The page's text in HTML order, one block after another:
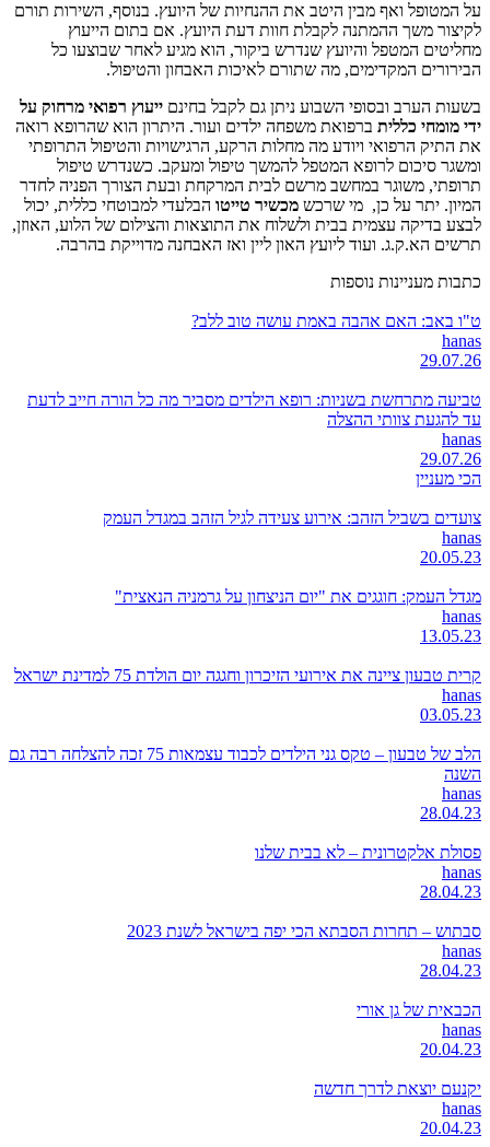
על המטופל ואף מבין היטב את ההנחיות של היועץ. בנוסף, השירות תורם
לקיצור משך ההמתנה לקבלת חוות דעת היועץ. אם בתום הייעוץ
מחליטים המטפל והיועץ שנדרש ביקור, הוא מגיע לאחר שבוצעו כל
הבירורים המקדימים, מה שתורם לאיכות האבחון והטיפול.
בשעות הערב ובסופי השבוע ניתן גם לקבל בחינם ייעוץ רפואי מרחוק על
ידי מומחי כללית ברפואת משפחה ילדים ועור. היתרון הוא שהרופא רואה
את התיק הרפואי ויודע מה מחלות הרקע, הרגישויות והטיפול התרופתי
ומשגר סיכום לרופא המטפל להמשך טיפול ומעקב. כשנדרש טיפול
תרופתי, משוגר במחשב מרשם לבית המרקחת ובעת הצורך הפניה לחדר
המיון. יתר על כן, מי שרכש מכשיר טייטו הבלעדי למבוטחי כללית, יכול
לבצע בדיקה עצמית בבית ולשלוח את התוצאות והצילום של הלוע, האוזן,
תרשים הא.ק.ג. ועוד ליועץ האון ליין ואז האבחנה מדוייקת בהרבה.
כתבות מעניינות נוספות
ט"ו באב: האם אהבה באמת עושה טוב ללב?
hanas
29.07.26
טביעה מתרחשת בשניות: רופא הילדים מסביר מה כל הורה חייב לדעת
עד להגעת צוותי ההצלה
hanas
29.07.26
הכי מעניין
צועדים בשביל הזהב: אירוע צעידה לגיל הזהב במגדל העמק
hanas
20.05.23
מגדל העמק: חוגגים את "יום הניצחון על גרמניה הנאצית"
hanas
13.05.23
קרית טבעון ציינה את אירועי הזיכרון וחגגה יום הולדת 75 למדינת ישראל
hanas
03.05.23
הלב של טבעון – טקס גני הילדים לכבוד עצמאות 75 זכה להצלחה רבה גם
השנה
hanas
28.04.23
פסולת אלקטרונית – לא בבית שלנו
hanas
28.04.23
סבתוש – תחרות הסבתא הכי יפה בישראל לשנת 2023
hanas
28.04.23
הכבאית של גן אורי
hanas
20.04.23
יקנעם יוצאת לדרך חדשה
hanas
20.04.23